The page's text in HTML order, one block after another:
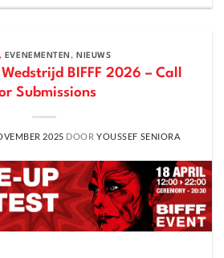
, EVENEMENTEN , NIEUWS
BIFFF 2026 – Call
Submissions
2025 DOORYOUSSEF SENIORA